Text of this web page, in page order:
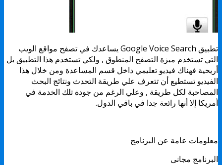
تطبيق Google Voice Search يساعدك في تصفح مواقع الويب
التي تستخدم ميزة التصفح المنطوق , ولكي تستخدم هذا التطبيق بل
أريحية فهناك فيديو تعليمي داخل قسم المساعدة ومن خلال هذا
الفيديو تستطيع أن تتعرف علي طريقة التحدث ونتائج البحث
المصاحبة لكل طريقة , وعلي الرغم من جودة تلك الخدمة في
أمريكا إلا أنها رائعة جدا في باقي الدول.
معلومات عامة عن البرنامج
البرنامج مجانى